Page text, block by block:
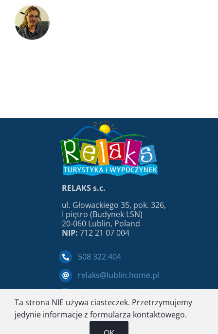
RELAKS s.c.
ul. Głowackiego 35, pok. 326,
I piętro (Budynek LSN)
20-060 Lublin, Poland
NIP: 712 21 07 004
508 322 404
relaks@lublin.home.pl
Home O nas Dokumenty Oferta
Galeria
Ta strona NIE używa ciasteczek. Przetrzymujemy
jedynie informacje z formularza kontaktowego.